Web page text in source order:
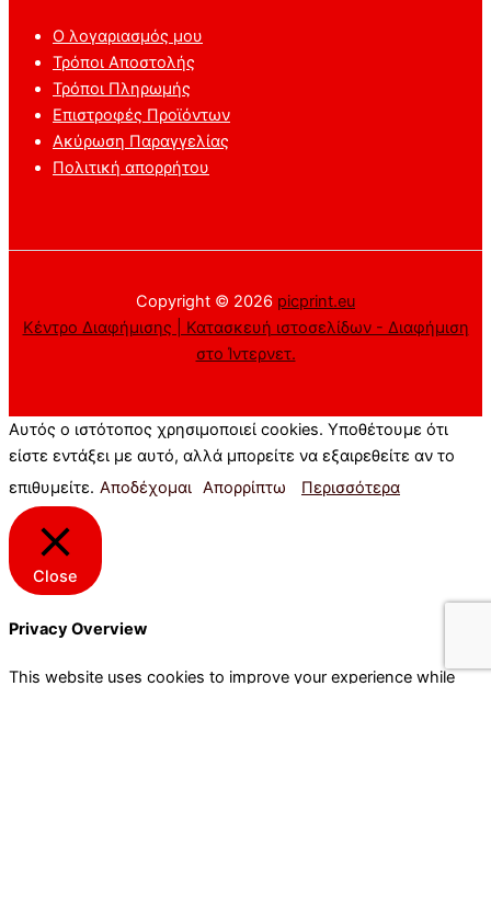
Ο λογαριασμός μου
Τρόποι Αποστολής
Τρόποι Πληρωμής
Επιστροφές Προϊόντων
Ακύρωση Παραγγελίας
Πολιτική απορρήτου
Copyright © 2026 picprint.eu
Κέντρο Διαφήμισης | Κατασκευή ιστοσελίδων - Διαφήμιση
στο Ίντερνετ.
Αυτός ο ιστότοπος χρησιμοποιεί cookies. Υποθέτουμε ότι
είστε εντάξει με αυτό, αλλά μπορείτε να εξαιρεθείτε αν το
επιθυμείτε. Αποδέχομαι Απορρίπτω Περισσότερα
Close
Privacy Overview
This website uses cookies to improve your experience while